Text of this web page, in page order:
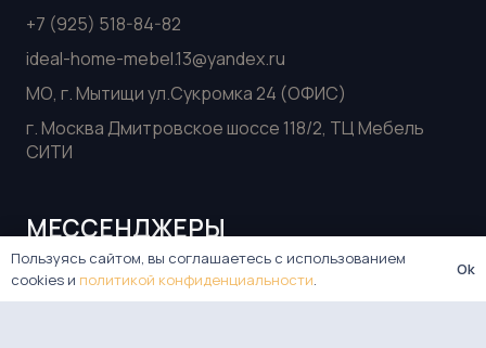
+7 (925) 518-84-82
ideal-home-mebel.13@yandex.ru
МО, г. Мытищи ул.Сукромка 24 (ОФИС)
г. Москва Дмитровское шоссе 118/2, ТЦ Мебель
СИТИ
МЕССЕНДЖЕРЫ
Telegram
Пользуясь сайтом, вы соглашаетесь с использованием
cookies и политикой конфиденциальности.
Ok